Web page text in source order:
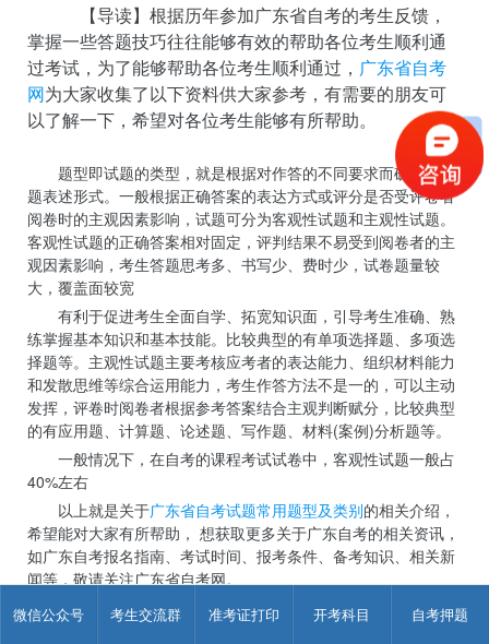
微信公众号 考生交流群 准考证打印 开考科目 自考押题
【导读】根据历年参加广东省自考的考生反馈，
掌握一些答题技巧往往能够有效的帮助各位考生顺利通
过考试，为了能够帮助各位考生顺利通过， 广东省自考
网为大家收集了以下资料供大家参考，有需要的朋友可
以了解一下，希望对各位考生能够有所帮助。
题型即试题的类型，就是根据对作答的不同要求而确定的试
题表述形式。一般根据正确答案的表达方式或评分是否受评卷者
阅卷时的主观因素影响，试题可分为客观性试题和主观性试题。
客观性试题的正确答案相对固定，评判结果不易受到阅卷者的主
观因素影响，考生答题思考多、书写少、费时少，试卷题量较
大，覆盖面较宽
有利于促进考生全面自学、拓宽知识面，引导考生准确、熟
练掌握基本知识和基本技能。比较典型的有单项选择题、多项选
择题等。主观性试题主要考核应考者的表达能力、组织材料能力
和发散思维等综合运用能力，考生作答方法不是一的，可以主动
发挥，评卷时阅卷者根据参考答案结合主观判断赋分，比较典型
的有应用题、计算题、论述题、写作题、材料(案例)分析题等。
一般情况下，在自考的课程考试试卷中，客观性试题一般占
40%左右
以上就是关于广东省自考试题常用题型及类别的相关介绍，
希望能对大家有所帮助， 想获取更多关于广东自考的相关资讯，
如广东自考报名指南、考试时间、报考条件、备考知识、相关新
闻等，敬请关注广东省自考网。